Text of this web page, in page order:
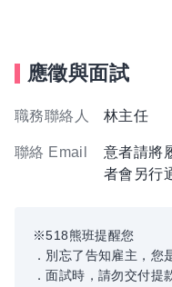
應徵與面試
職務聯絡人 林主任
聯絡 Email
意者請將
者會另行
※518熊班提醒您
．別忘了告知雇主，您
．面試時，請勿交付